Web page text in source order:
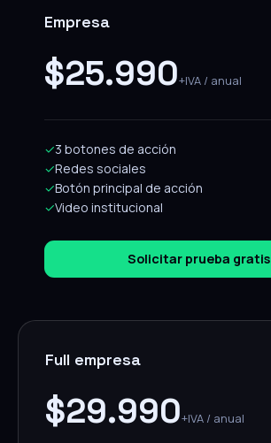
Empresa
$25.990+IVA / anual
✓3 botones de acción
✓Redes sociales
✓Botón principal de acción
✓Video institucional
Solicitar prueba gratis
Full empresa
$29.990+IVA / anual